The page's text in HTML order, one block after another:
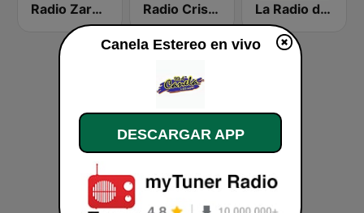
Radio Zaracay Radio Cristal La Radio de Moda
Canela Estereo en vivo
DESCARGAR APP